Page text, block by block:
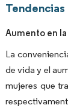
Aumento en
La
de vida y el
mujeres que